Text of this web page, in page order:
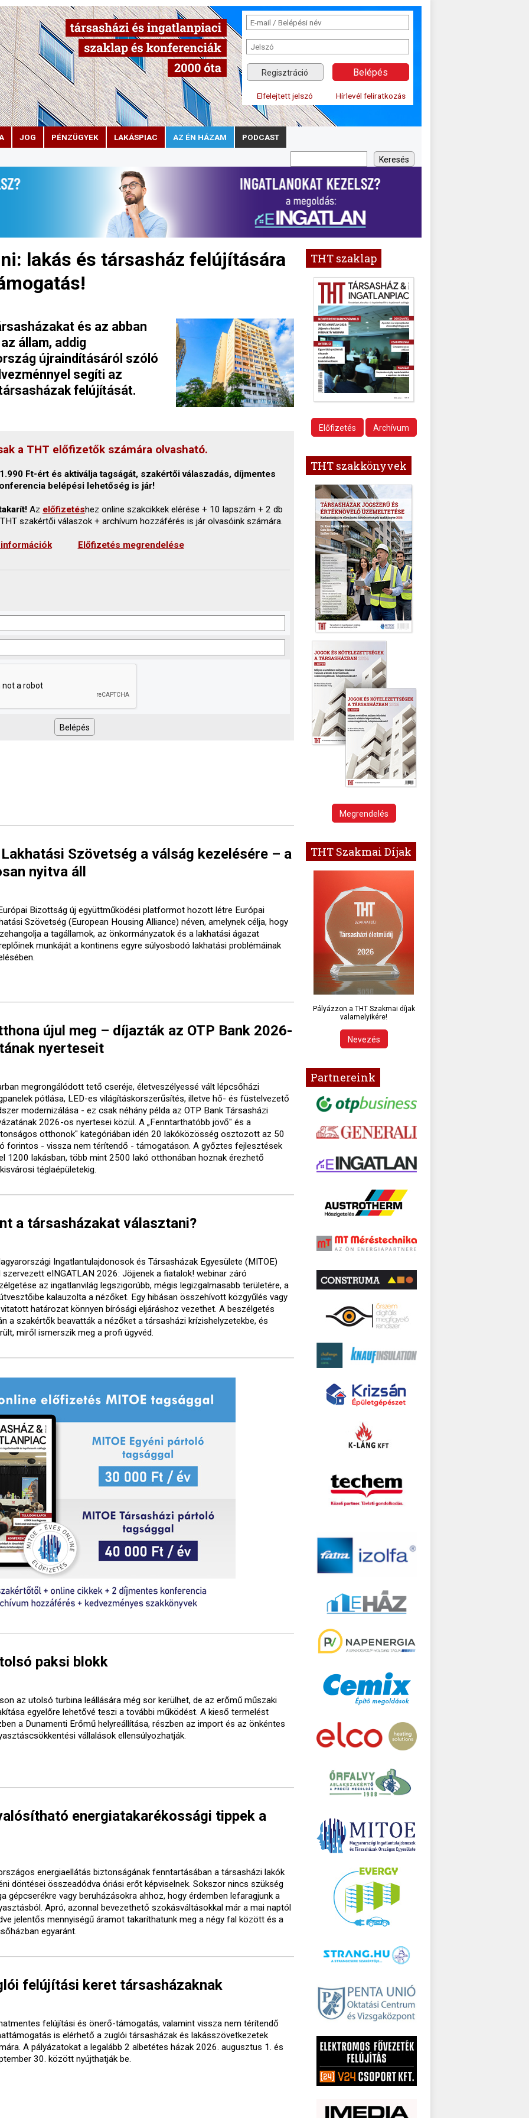
Regisztráció
Elfelejtett jelszó Hírlevél feliratkozás
JOG PÉNZÜGYEK LAKÁSPIAC AZ ÉN HÁZAM PODCAST
lakás és társasház felújítására
és az abban
állam, addig
újraindításáról szóló
segíti az
felújítását.
a THT előfizetők számára olvasható.
Ft-ért és aktiválja tagságát, szakértői válaszadás, díjmentes
belépési lehetőség is jár!
Az előfizetéshez online szakcikkek elérése + 10 lapszám + 2 db
szakértői válaszok + archívum hozzáférés is jár olvasóink számára.
Előfizetés megrendelése
Szövetség a válság kezelésére – a
nyitva áll
Bizottság új együttműködési platformot hozott létre Európai
Szövetség (European Housing Alliance) néven, amelynek célja, hogy
a tagállamok, az önkormányzatok és a lakhatási ágazat
munkáját a kontinens egyre súlyosbodó lakhatási problémáinak
újul meg – díjazták az OTP Bank 2026-
nyerteseit
megrongálódott tető cseréje, életveszélyessé vált lépcsőházi
pótlása, LED-es világításkorszerűsítés, illetve hő- és füstelvezető
modernizálása - ez csak néhány példa az OTP Bank Társasházi
2026-os nyertesei közül. A „Fenntarthatóbb jövő" és a
otthonok" kategóriában idén 20 lakóközösség osztozott az 50
forintos - vissza nem térítendő - támogatáson. A győztes fejlesztések
1200 lakásban, több mint 2500 lakó otthonában hoznak érezhető
téglaépületekig.
a társasházakat választani?
Ingatlantulajdonosok és Társasházak Egyesülete (MITOE)
szervezett eINGATLAN 2026: Jöjjenek a fiatalok! webinar záró
az ingatlanvilág legszigorúbb, mégis legizgalmasabb területére, a
kalauzolta a nézőket. Egy hibásan összehívott közgyűlés vagy
határozat könnyen bírósági eljáráshoz vezethet. A beszélgetés
a szakértők beavatták a nézőket a társasházi krízishelyzetekbe, és
miről ismerszik meg a profi ügyvéd.
paksi blokk
az utolsó turbina leállására még sor kerülhet, de az erőmű műszaki
egyelőre lehetővé teszi a további működést. A kieső termelést
a Dunamenti Erőmű helyreállítása, részben az import és az önkéntes
vállalások ellensúlyozhatják.
energiatakarékossági tippek a
energiaellátás biztonságának fenntartásában a társasházi lakók
döntései összeadódva óriási erőt képviselnek. Sokszor nincs szükség
gépcserékre vagy beruházásokra ahhoz, hogy érdemben lefaragjunk a
Apró, azonnal bevezethető szokásváltásokkal már a mai naptól
jelentős mennyiségű áramot takaríthatunk meg a négy fal között és a
egyaránt.
felújítási keret társasházaknak
felújítási és önerő-támogatás, valamint vissza nem térítendő
is elérhető a zuglói társasházak és lakásszövetkezetek
A pályázatokat a legalább 2 albetétes házak 2026. augusztus 1. és
30. között nyújthatják be.
THT szaklap
Előfizetés Archívum
THT szakkönyvek
Megrendelés
THT Szakmai Díjak
Pályázzon a THT Szakmai díjak
valamelyikére!
Nevezés
Partnereink